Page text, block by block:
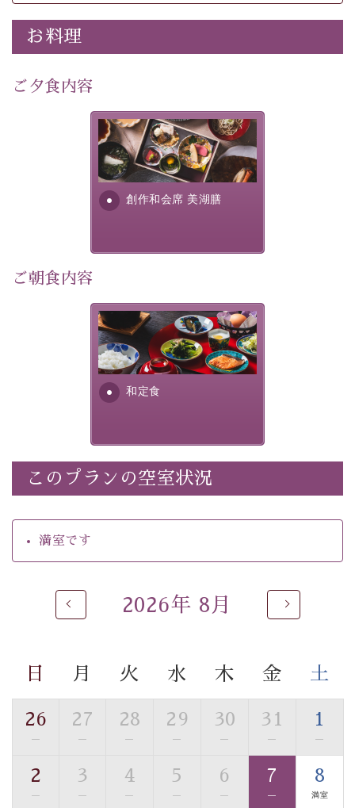
-----------【安心への取り組み】----------
個室料亭、貸切風呂のご利用が可能な上、 安心安全にご
滞在いただけるよう
徹底した衛生管理を行っております。
---------------------------------------------
【公式限定価格】 通常料金よりお一人様1100円引き
・朝夕個室料亭で個室食
・館内着をご用意
・就寝用パジャマをご用意
・館内フリーWi-Fi
・チェックイン15時、チェックアウト10時
・朝食はこだわりの味噌汁をはじめとした和定食
自家源泉「美翠源泉」は酸化の進みが遅く新鮮で若返り
■お座敷風呂（大浴場）
温泉の成分に合わせ、防菌防カビの特殊素材の畳を使
※男性大浴場までのご移動には階段がございます。 予め
ご了承のほどお願いいたします。
■貸切温泉風呂 （40分2000円）
眺望はございませんが、源泉掛け流しの温泉の質を楽し
む貸切温泉風呂です。ゆったりといやされるプライベー
トな空間をお愉しみください。
お料理
ご夕食内容
創作和会席 美湖膳
美湖膳とは諏訪の地で特別を
提供する為に料理長・神原 裕
明が考え出した創作和会席で
す。美しい諏訪湖の幸...
ご朝食内容
和定食
さっぱりとした和食膳に使わ
れる食材は、諏訪の名産品を
ふんだんに取り入れ、安心・
安全を心掛けた長野県産...
このプランの空室状況
満室です
2026年 8月
日 月 火 水 木 金 土
26
—
27
—
28
—
29
—
30
—
31
—
1
—
2
—
3
—
4
—
5
—
6
—
7
—
8
満室